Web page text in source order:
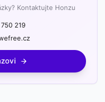
Kontaktujte Honzu
219